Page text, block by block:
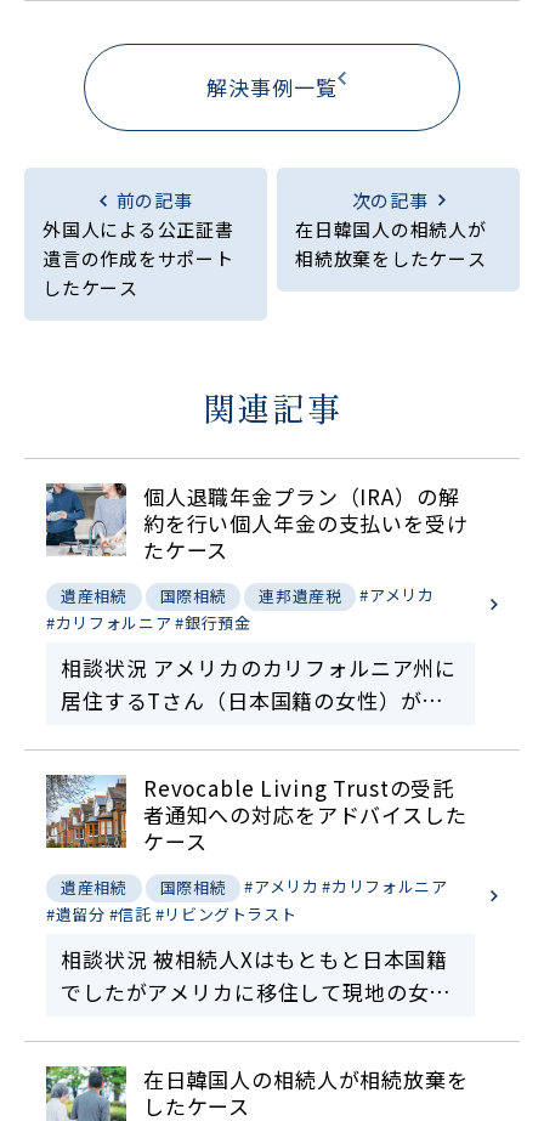
解決事例一覧
前の記事
外国人による公正証書
遺言の作成をサポート
したケース
次の記事
在日韓国人の相続人が
相続放棄をしたケース
関連記事
個人退職年金プラン（IRA）の解
約を行い個人年金の支払いを受け
たケース
遺産相続 国際相続 連邦遺産税
#アメリカ
#カリフォルニア #銀行預金
相談状況 アメリカのカリフォルニア州に
居住するTさん（日本国籍の女性）が亡
ており、その後別の会社に移った時に、
個人退職年金プ…
Revocable Living Trustの受託
者通知への対応をアドバイスした
ケース
遺産相続 国際相続 #アメリカ #カリフォルニア
#遺留分 #信託 #リビングトラスト
相談状況 被相続人Xはもともと日本国籍
でしたがアメリカに移住して現地の女性
にも先立たれました。Xは、Revocable
在日韓国人の相続人が相続放棄を
したケース